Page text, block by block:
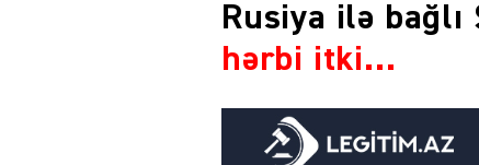
Rusiya ilə bağlı
hərbi itki…